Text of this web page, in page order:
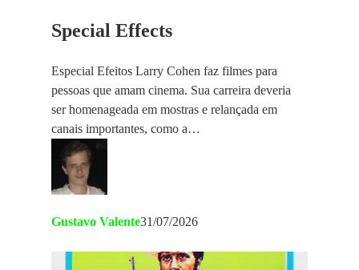
Special Effects
Especial Efeitos Larry Cohen faz filmes para
pessoas que amam cinema. Sua carreira deveria
ser homenageada em mostras e relançada em
canais importantes, como a…
Gustavo Valente31/07/2026